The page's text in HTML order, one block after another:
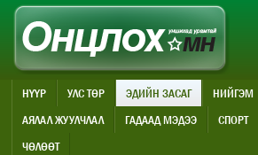
ЭДИЙН ЗАСАГ
НҮҮР УЛС ТӨР ЭДИЙН ЗАСАГ
НИЙГЭМ
АЯЛАЛ ЖУУЛЧЛАЛ
ГАДААД МЭДЭЭ
СПОРТ
ЧӨЛӨӨТ